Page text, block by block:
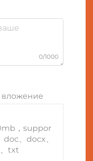
0/1000
вложение
，suppor
、docx、
txt